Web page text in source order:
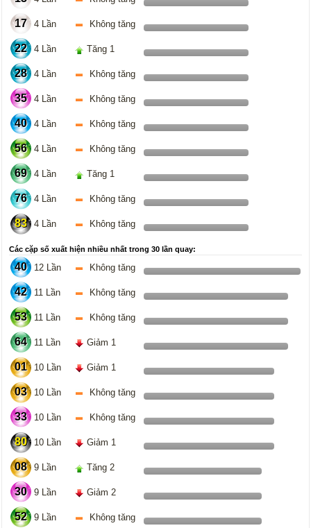
17 4 Lần Không tăng
22 4 Lần Tăng 1
28 4 Lần Không tăng
35 4 Lần Không tăng
40 4 Lần Không tăng
56 4 Lần Không tăng
69 4 Lần Tăng 1
76 4 Lần Không tăng
83 4 Lần Không tăng
Các cặp số xuất hiện nhiều nhất trong 30 lần quay:
40 12 Lần Không tăng
42 11 Lần Không tăng
53 11 Lần Không tăng
64 11 Lần Giảm 1
01 10 Lần Giảm 1
03 10 Lần Không tăng
33 10 Lần Không tăng
80 10 Lần Giảm 1
08 9 Lần Tăng 2
30 9 Lần Giảm 2
52 9 Lần Không tăng